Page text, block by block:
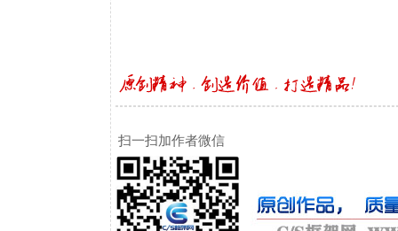
扫一扫加作者微信